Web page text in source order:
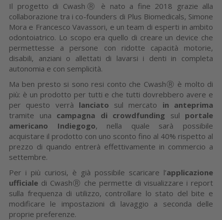
Il progetto di CwashⓇ
è nato a fine 2018 grazie alla
collaborazione tra i co-founders di Plus Biomedicals, Simone
Mora e Francesco Vavassori, e un team di esperti in ambito
odontoiatrico. Lo scopo era quello di creare un device che
permettesse a persone con ridotte capacità motorie,
disabili, anziani o allettati di lavarsi i denti in completa
autonomia e con semplicità.
Ma ben presto si sono resi conto che CwashⓇ è molto di
più: è un prodotto per tutti e che tutti dovrebbero avere e
per questo verrà lanciato sul mercato in anteprima
tramite una campagna di crowdfunding sul portale
americano Indiegogo, nella quale sarà possibile
acquistare il prodotto con uno sconto fino al 40% rispetto al
prezzo di quando entrerà effettivamente in commercio a
settembre.
Per i più curiosi, è già possibile scaricare l’applicazione
ufficiale di CwashⓇ che permette di visualizzare i report
sulla frequenza di utilizzo, controllare lo stato del bite e
modificare le impostazioni di lavaggio a seconda delle
proprie preferenze.